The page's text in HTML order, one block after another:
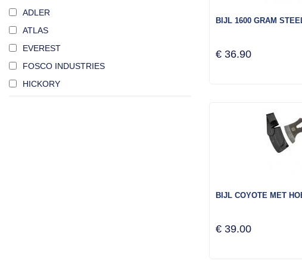
ADLER
ATLAS
EVEREST
FOSCO INDUSTRIES
HICKORY
BIJL 1600 GRAM
€ 36.90
BIJL COYOTE MET
€ 39.00